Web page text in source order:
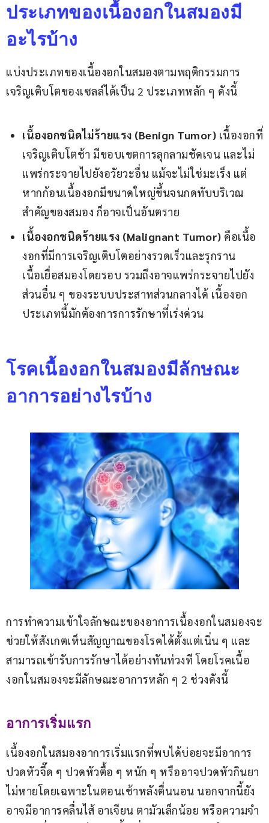
ประเภทของเนื้องอกในสมองมี
อะไรบ้าง
แบ่งประเภทของเนื้องอกในสมองตามพฤติกรรมการ
เจริญเติบโตของเซลล์ได้เป็น 2 ประเภทหลัก ๆ ดังนี้
เนื้องอกชนิดไม่ร้ายแรง (Benign Tumor) เนื้องอกที่
เจริญเติบโตช้า มีขอบเขตการลุกลามชัดเจน และไม่
แพร่กระจายไปยังอวัยวะอื่น แม้จะไม่ใช่มะเร็ง แต่
หากก้อนเนื้องอกมีขนาดใหญ่ขึ้นจนกดทับบริเวณ
สำคัญของสมอง ก็อาจเป็นอันตราย
เนื้องอกชนิดร้ายแรง (Malignant Tumor) คือเนื้อ
งอกที่มีการเจริญเติบโตอย่างรวดเร็วและรุกราน
เนื้อเยื่อสมองโดยรอบ รวมถึงอาจแพร่กระจายไปยัง
ส่วนอื่น ๆ ของระบบประสาทส่วนกลางได้ เนื้องอก
ประเภทนี้มักต้องการการรักษาที่เร่งด่วน
โรคเนื้องอกในสมองมีลักษณะ
อาการอย่างไรบ้าง
การทำความเข้าใจลักษณะของอาการเนื้องอกในสมองจะ
ช่วยให้สังเกตเห็นสัญญาณของโรคได้ตั้งแต่เนิ่น ๆ และ
สามารถเข้ารับการรักษาได้อย่างทันท่วงที โดยโรคเนื้อ
งอกในสมองจะมีลักษณะอาการหลัก ๆ 2 ช่วงดังนี้
อาการเริ่มแรก
เนื้องอกในสมองอาการเริ่มแรกที่พบได้บ่อยจะมีอาการ
ปวดหัวจี๊ด ๆ ปวดหัวตื้อ ๆ หนัก ๆ หรืออาจปวดหัวกินยา
ไม่หายโดยเฉพาะในตอนเช้าหลังตื่นนอน นอกจากนี้ยัง
อาจมีอาการคลื่นไส้ อาเจียน ตามัวเล็กน้อย หรือความจำ